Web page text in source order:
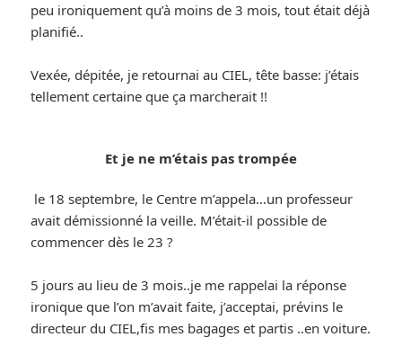
peu ironiquement qu’à moins de 3 mois, tout était déjà
planifié..
Vexée, dépitée, je retournai au CIEL, tête basse: j’étais
tellement certaine que ça marcherait !!
Et je ne m’étais pas trompée
le 18 septembre, le Centre m’appela…un professeur
avait démissionné la veille. M’était-il possible de
commencer dès le 23 ?
5 jours au lieu de 3 mois..je me rappelai la réponse
ironique que l’on m’avait faite, j’acceptai, prévins le
directeur du CIEL,fis mes bagages et partis ..en voiture.